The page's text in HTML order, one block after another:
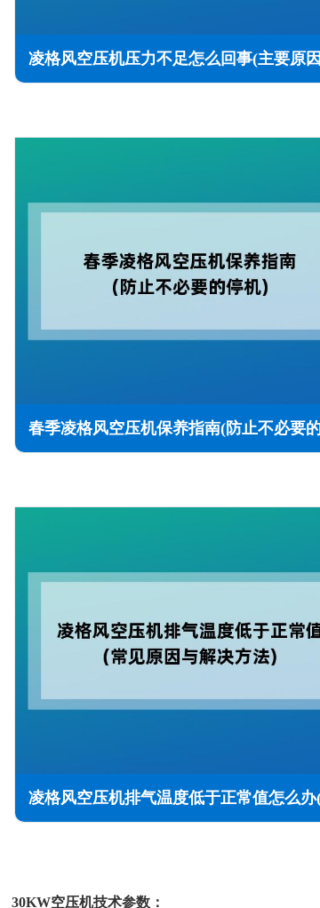
30KW空压机技术参数：